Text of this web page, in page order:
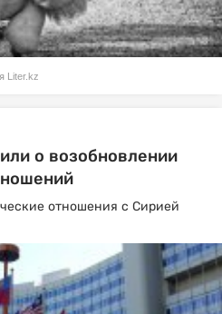
Liter.kz
о возобновлении
отношения с Сирией